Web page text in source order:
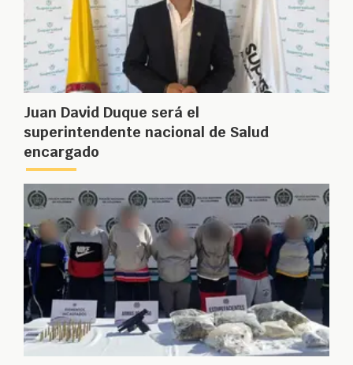
Juan David Duque será el
superintendente nacional de Salud
encargado